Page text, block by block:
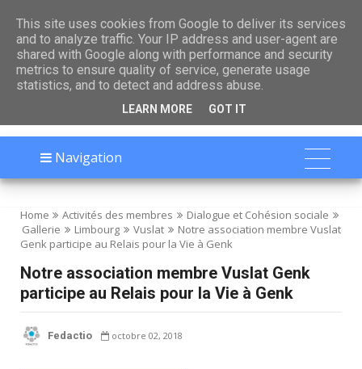

Navigation
Home Activités des membres
Dialogue et Cohésion sociale
Gallerie
Limbourg Vuslat
Notre association membre Vuslat
Genk participe au Relais pour la Vie à Genk
Notre association membre Vuslat Genk
participe au Relais pour la Vie à Genk
Fedactio octobre 02, 2018
This site uses cookies from Google to deliver its services
and to analyze traffic. Your IP address and user-agent are
shared with Google along with performance and security
metrics to ensure quality of service, generate usage
statistics, and to detect and address abuse.
LEARN MORE GOT IT